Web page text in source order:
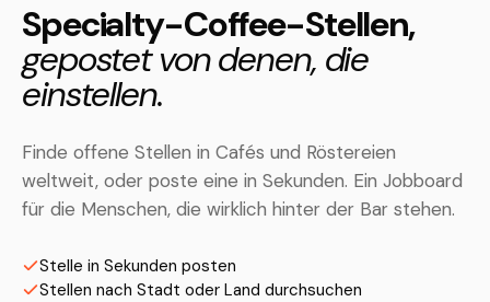
Specialty-Coffee-Stellen,
gepostet von denen, die
einstellen.
Finde offene Stellen in Cafés und Röstereien
weltweit, oder poste eine in Sekunden. Ein Jobboard
für die Menschen, die wirklich hinter der Bar stehen.
Stelle in Sekunden posten
Stellen nach Stadt oder Land durchsuchen